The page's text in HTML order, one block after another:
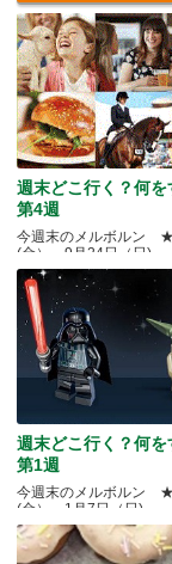
週末どこ行く？何を
第4週
今週末のメルボルン
(金）～9月24日（日)
週末どこ行く？何を
第1週
今週末のメルボルン
(金）～1月7日（日)